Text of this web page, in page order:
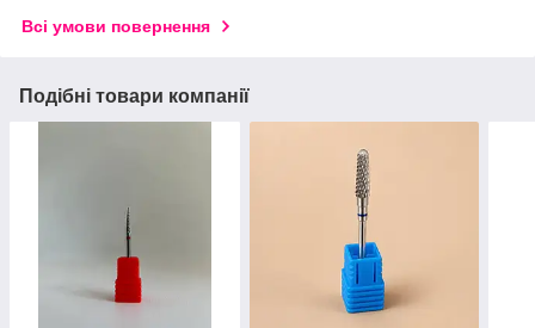
Всі умови повернення
Подібні товари компанії